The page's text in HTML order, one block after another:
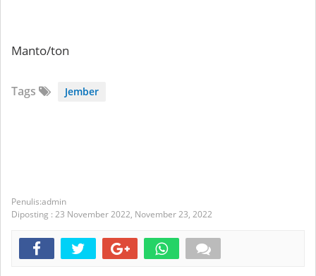
Manto/ton
Tags Jember
admin
Diposting : 23 November 2022, November 23, 2022